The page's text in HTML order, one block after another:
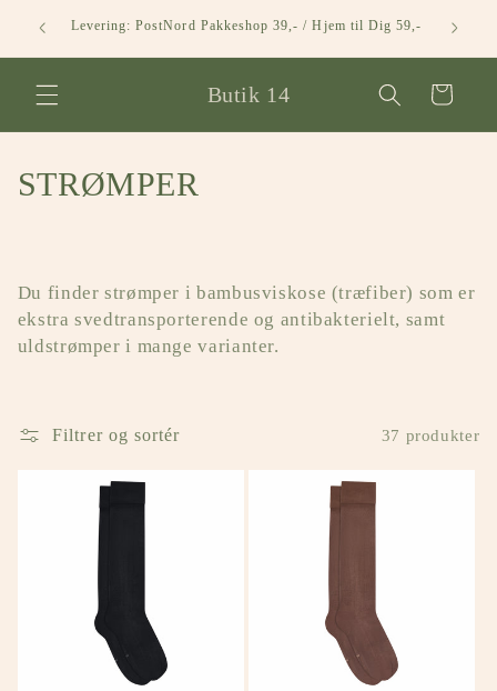
Gå til
indhold
Levering: PostNord Pakkeshop 39,- / Hjem til Dig 59,- Lokal
Butik 14 Indkøbskurv
K
l
e
t
STRØMPER
Du finder strømper i bambusviskose (træfiber) som er
ekstra svedtransporterende og antibakterielt, samt
uldstrømper i mange varianter.
Filtrer og sortér 37 produkter